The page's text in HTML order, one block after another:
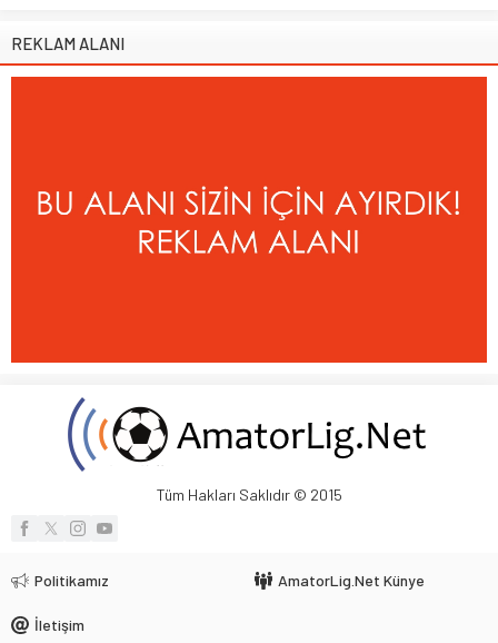
REKLAM ALANI
Tüm Hakları Saklıdır © 2015
Politikamız AmatorLig.Net Künye
İletişim